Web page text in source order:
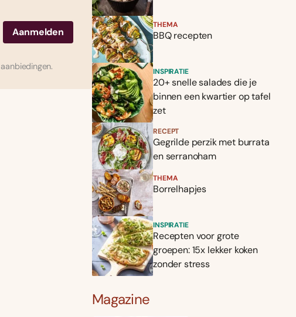
THEMA
BBQ recepten
INSPIRATIE
20+ snelle salades die je
binnen een kwartier op tafel
zet
RECEPT
Gegrilde perzik met burrata
en serranoham
THEMA
Borrelhapjes
INSPIRATIE
Recepten voor grote
groepen: 15x lekker koken
zonder stress
Magazine